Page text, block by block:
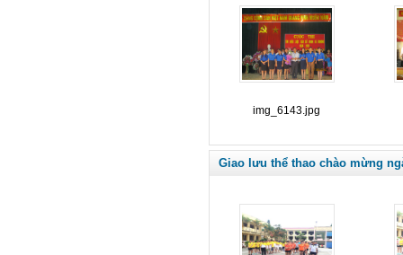
img_6143.jpg
Giao lưu thể thao chào mừng